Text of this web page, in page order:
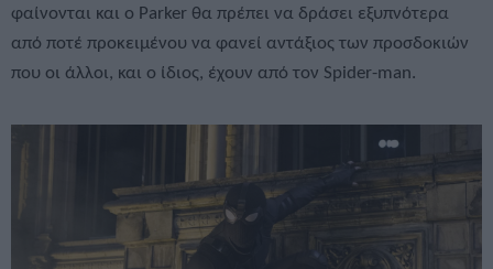
φαίνονται και ο Parker θα πρέπει να δράσει εξυπνότερα
από ποτέ προκειμένου να φανεί αντάξιος των προσδοκιών
που οι άλλοι, και ο ίδιος, έχουν από τον Spider-man.